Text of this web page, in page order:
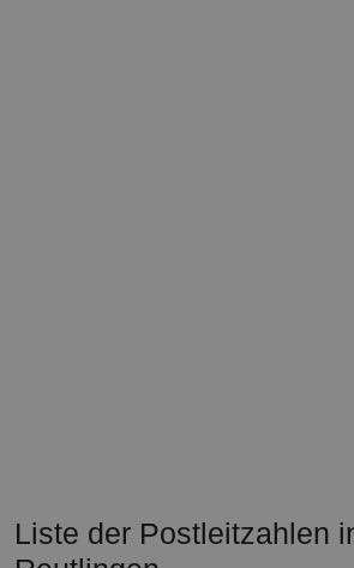
Liste der Postleitzahlen